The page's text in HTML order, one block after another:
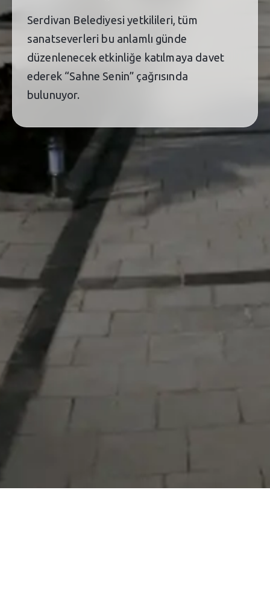
Serdivan Belediyesi yetkilileri, tüm
sanatseverleri bu anlamlı günde
düzenlenecek etkinliğe katılmaya davet
ederek “Sahne Senin” çağrısında
bulunuyor.